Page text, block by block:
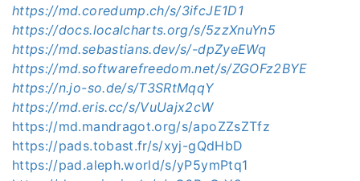
https://md.coredump.ch/s/3ifcJE1D1
https://docs.localcharts.org/s/5zzXnuYn5
https://md.sebastians.dev/s/-dpZyeEWq
https://md.softwarefreedom.net/s/ZGOFz2BYE
https://n.jo-so.de/s/T3SRtMqqY
https://md.eris.cc/s/VuUajx2cW
https://md.mandragot.org/s/apoZZsZTfz
https://pads.tobast.fr/s/xyj-gQdHbD
https://pad.aleph.world/s/yP5ymPtq1